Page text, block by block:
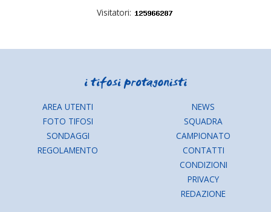
Visitatori:
AREA UTENTI
FOTO TIFOSI
SONDAGGI
REGOLAMENTO
NEWS
SQUADRA
CAMPIONATO
CONTATTI
CONDIZIONI
PRIVACY
REDAZIONE